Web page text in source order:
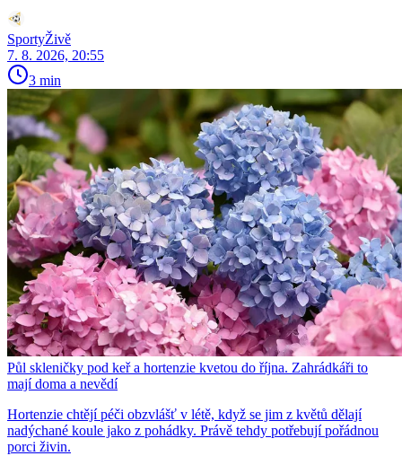
SportyŽivě
7. 8. 2026, 20:55
3 min
Půl skleničky pod keř a hortenzie kvetou do října. Zahrádkáři to
mají doma a nevědí
Hortenzie chtějí péči obzvlášť v létě, když se jim z květů dělají
nadýchané koule jako z pohádky. Právě tehdy potřebují pořádnou
porci živin.